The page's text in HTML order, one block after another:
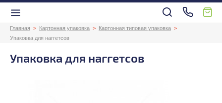
Главная Картонная упаковка
Картонная типовая упаковка
Упаковка для наггетсов
Упаковка для наггетсов